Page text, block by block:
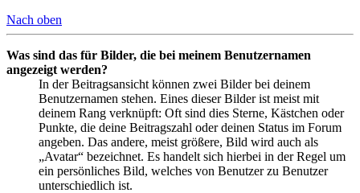
Nach oben
Was sind das für Bilder, die bei meinem Benutzernamen
angezeigt werden?
In der Beitragsansicht können zwei Bilder bei deinem
Benutzernamen stehen. Eines dieser Bilder ist meist mit
deinem Rang verknüpft: Oft sind dies Sterne, Kästchen oder
Punkte, die deine Beitragszahl oder deinen Status im Forum
angeben. Das andere, meist größere, Bild wird auch als
„Avatar“ bezeichnet. Es handelt sich hierbei in der Regel um
ein persönliches Bild, welches von Benutzer zu Benutzer
unterschiedlich ist.